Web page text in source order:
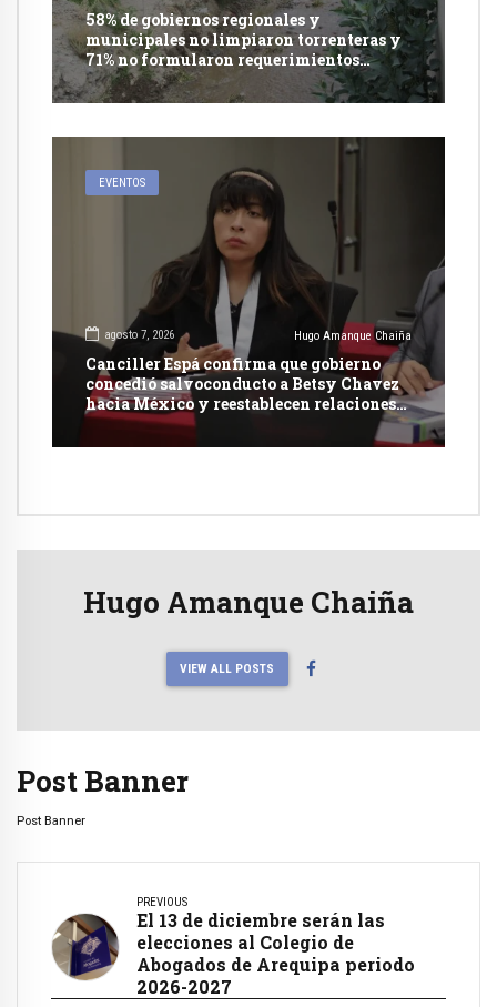
58% de gobiernos regionales y
municipales no limpiaron torrenteras y
71% no formularon requerimientos
presupuestales afirma informe de
Contraloría
EVENTOS
agosto 7, 2026 Hugo Amanque Chaiña
Canciller Espá confirma que gobierno
concedió salvoconducto a Betsy Chavez
hacia México y reestablecen relaciones
con dicho país
Hugo Amanque Chaiña
VIEW ALL POSTS
Post Banner
Post Banner
PREVIOUS
El 13 de diciembre serán las
elecciones al Colegio de
Abogados de Arequipa periodo
2026-2027